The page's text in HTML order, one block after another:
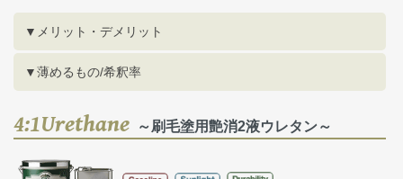
▼メリット・デメリット
▼薄めるもの/希釈率
4:1Urethane ～刷毛塗用艶消2液ウレタン～